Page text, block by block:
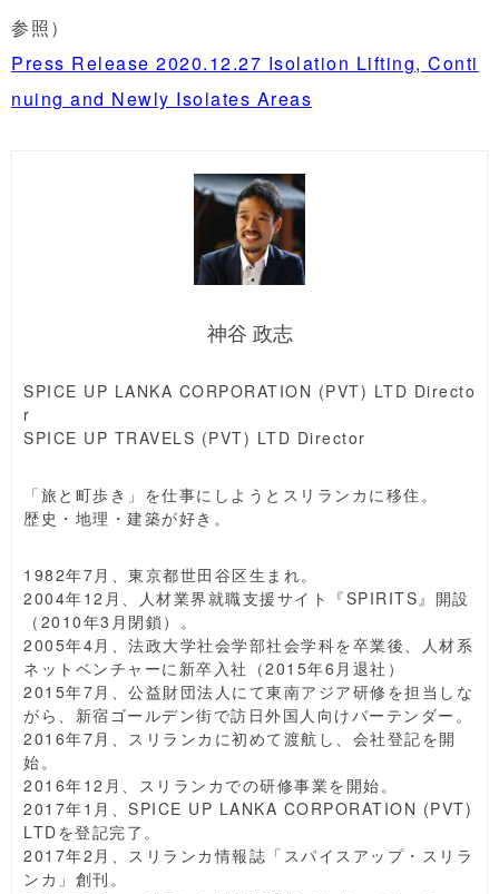
参照）
Press Release 2020.12.27 Isolation Lifting, Conti
nuing and Newly Isolates Areas
神谷 政志
SPICE UP LANKA CORPORATION (PVT) LTD Directo
r
SPICE UP TRAVELS (PVT) LTD Director
「旅と町歩き」を仕事にしようとスリランカに移住。
歴史・地理・建築が好き。
1982年7月、東京都世田谷区生まれ。
2004年12月、人材業界就職支援サイト『SPIRITS』開設
（2010年3月閉鎖）。
2005年4月、法政大学社会学部社会学科を卒業後、人材系
ネットベンチャーに新卒入社（2015年6月退社）
2015年7月、公益財団法人にて東南アジア研修を担当しな
がら、新宿ゴールデン街で訪日外国人向けバーテンダー。
2016年7月、スリランカに初めて渡航し、会社登記を開
始。
2016年12月、スリランカでの研修事業を開始。
2017年1月、SPICE UP LANKA CORPORATION (PVT)
LTDを登記完了。
2017年2月、スリランカ情報誌「スパイスアップ・スリラ
ンカ」創刊。